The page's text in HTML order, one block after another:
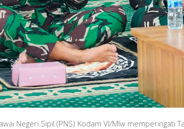
Negeri Sipil (PNS) Kodam VI/Mlw